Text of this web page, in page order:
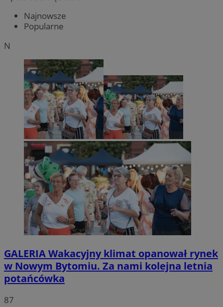
Najnowsze
Popularne
N
GALERIAWakacyjny klimat opanował rynek
w Nowym Bytomiu. Za nami kolejna letnia
potańcówka
87